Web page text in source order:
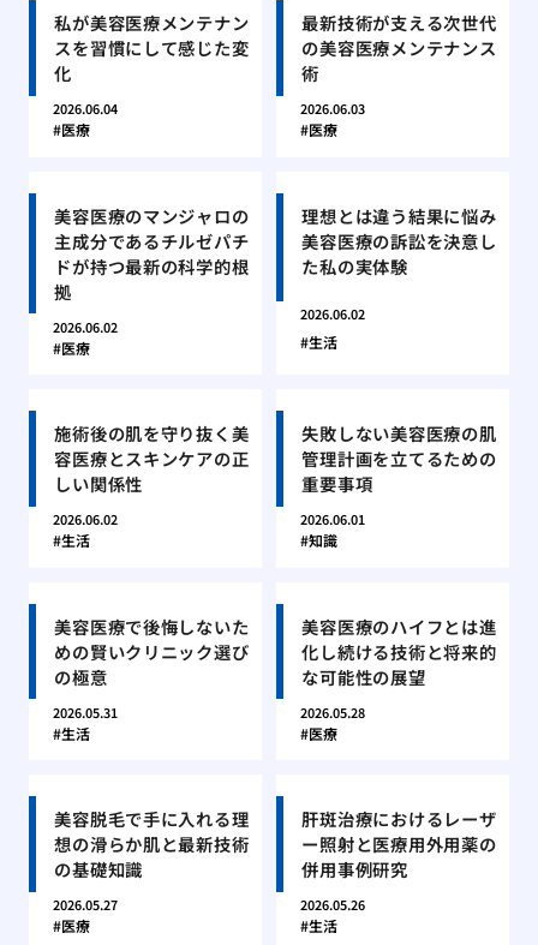
私が美容医療メンテナン
スを習慣にして感じた変
化
2026.06.04
医療
最新技術が支える次世代
の美容医療メンテナンス
術
2026.06.03
医療
美容医療のマンジャロの
主成分であるチルゼパチ
ドが持つ最新の科学的根
拠
2026.06.02
医療
理想とは違う結果に悩み
美容医療の訴訟を決意し
た私の実体験
2026.06.02
生活
施術後の肌を守り抜く美
容医療とスキンケアの正
しい関係性
2026.06.02
生活
失敗しない美容医療の肌
管理計画を立てるための
重要事項
2026.06.01
知識
美容医療で後悔しないた
めの賢いクリニック選び
の極意
2026.05.31
生活
美容医療のハイフとは進
化し続ける技術と将来的
な可能性の展望
2026.05.28
医療
美容脱毛で手に入れる理
想の滑らか肌と最新技術
の基礎知識
2026.05.27
医療
肝斑治療におけるレーザ
ー照射と医療用外用薬の
併用事例研究
2026.05.26
生活